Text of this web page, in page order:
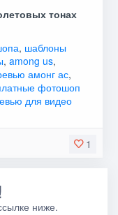
тонах
, шаблоны
, among us,
амонг ас,
фотошоп
для видео
1
ниже.